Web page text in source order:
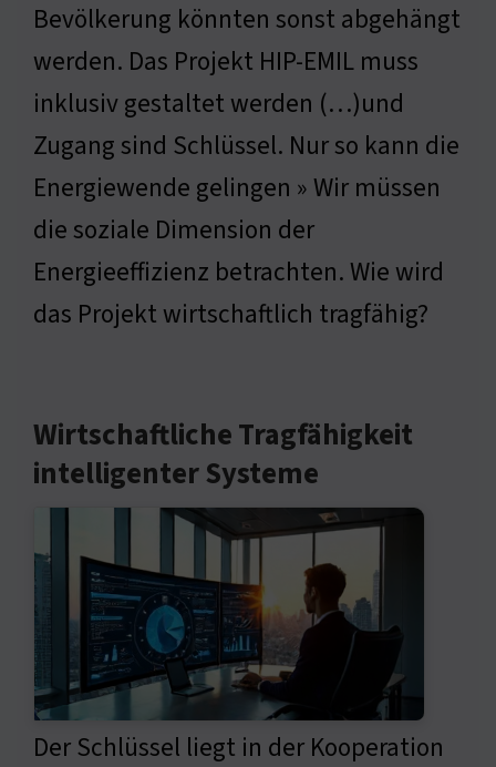
Bevölkerung könnten sonst abgehängt
werden. Das Projekt HIP-EMIL muss
inklusiv gestaltet werden (…)und
Zugang sind Schlüssel. Nur so kann die
Energiewende gelingen » Wir müssen
die soziale Dimension der
Energieeffizienz betrachten. Wie wird
das Projekt wirtschaftlich tragfähig?
Wirtschaftliche Tragfähigkeit
intelligenter Systeme
Der Schlüssel liegt in der Kooperation